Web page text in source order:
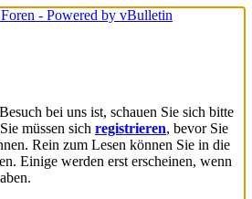
bei uns ist, schauen Sie sich bitte
müssen sich registrieren, bevor Sie
Rein zum Lesen können Sie in die
Einige werden erst erscheinen, wenn